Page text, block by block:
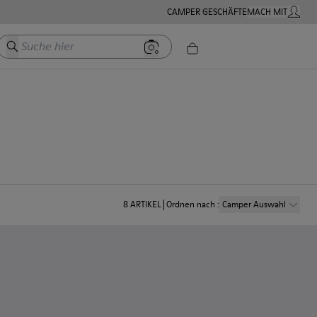
CAMPER GESCHÄFTEMACH MITMEIN
Suche hier
8ARTIKEL Ordnen nach : Camper Auswahl